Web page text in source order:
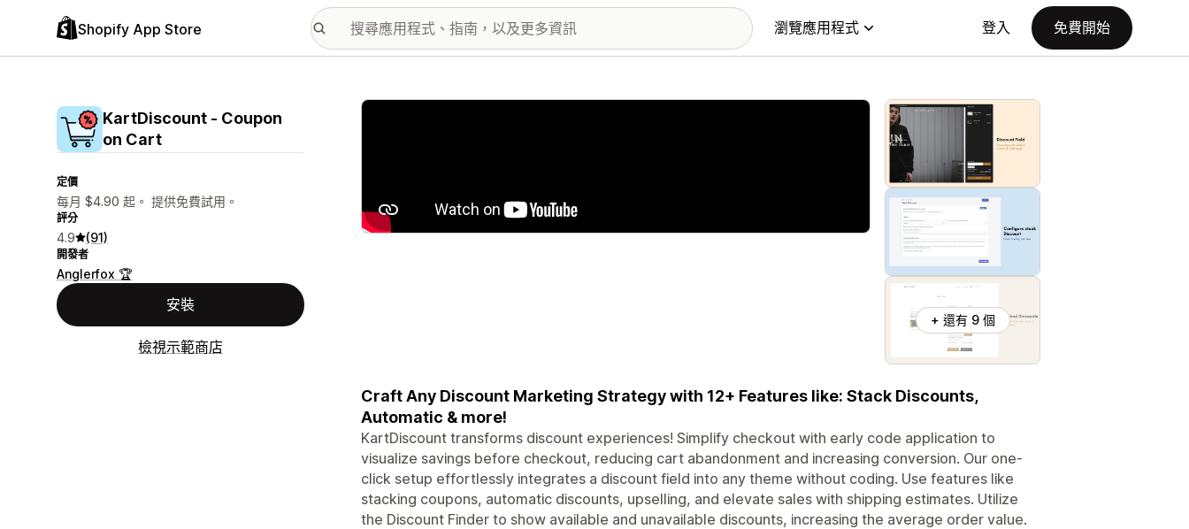
Shopify App Store 瀏覽應用程式 登入 免費開始
KartDiscount ‑ Coupon
on Cart
定價
每月 $4.90 起。 提供免費試用。
評分
4.9 (91)
開發者
Anglerfox 🏆
安裝
檢視示範商店
主要圖片圖庫
+ 還有 9 個
Craft Any Discount Marketing Strategy with 12+ Features like: Stack Discounts,
Automatic & more!
KartDiscount transforms discount experiences! Simplify checkout with early code application to
visualize savings before checkout, reducing cart abandonment and increasing conversion. Our one-
click setup effortlessly integrates a discount field into any theme without coding. Use features like
stacking coupons, automatic discounts, upselling, and elevate sales with shipping estimates. Utilize
the Discount Finder to show available and unavailable discounts, increasing the average order value.